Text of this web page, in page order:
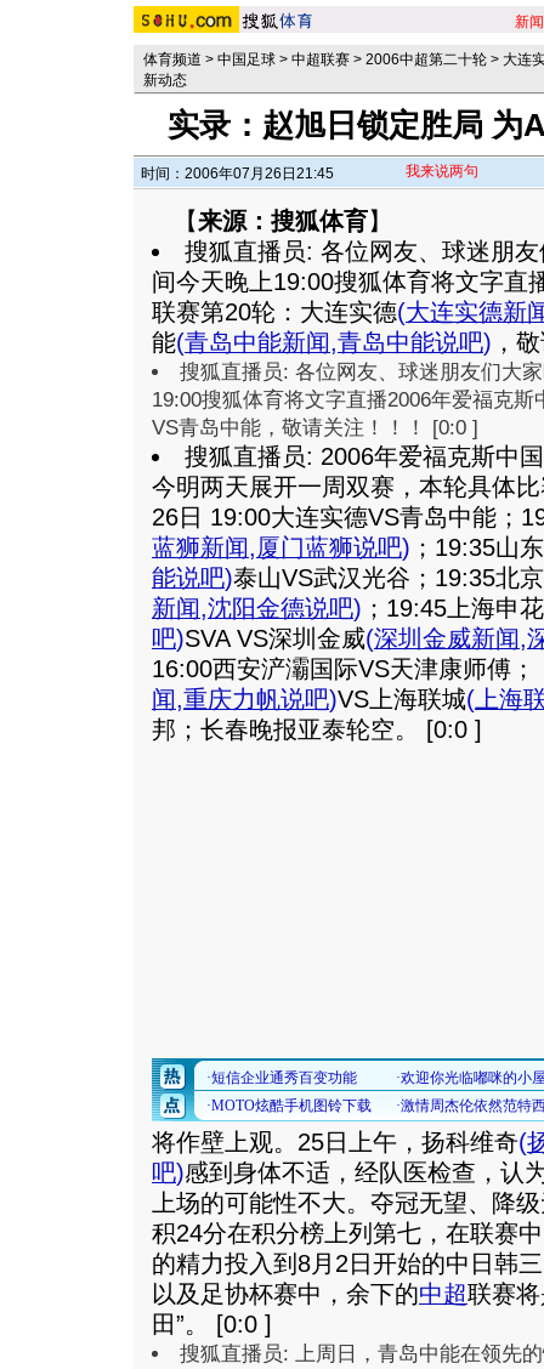
新闻
体育频道 > 中国足球 > 中超联赛 > 2006中超第二十轮 > 大连
新动态
实录：赵旭日锁定胜局 为
时间：2006年07月26日21:45 我来说两句
【来源：搜狐体育】
搜狐直播员: 各位网友、球迷朋
间今天晚上19:00搜狐体育将文字直
联赛第20轮：大连实德(大连实德新
能(青岛中能新闻,青岛中能说吧) ，
搜狐直播员: 各位网友、球迷朋友们大
19:00搜狐体育将文字直播2006年爱福克
VS青岛中能，敬请关注！！！ [0:0 ]
搜狐直播员: 2006年爱福克斯中
今明两天展开一周双赛，本轮具体
26日 19:00大连实德VS青岛中能；
蓝狮新闻,厦门蓝狮说吧) ；19:35山
能说吧)泰山VS武汉光谷；19:35北
新闻,沈阳金德说吧) ；19:45上海申花
吧)SVA VS深圳金威(深圳金威新闻,
16:00西安浐灞国际VS天津康师傅
闻,重庆力帆说吧)VS上海联城( 上海
邦；长春晚报亚泰轮空。
[0:0 ]
将作壁上观。25日上午，扬科维奇(
吧)感到身体不适，经队医检查，认
上场的可能性不大。夺冠无望、降
积24分在积分榜上列第七，在联赛
的精力投入到8月2日开始的中日韩
以及足协杯赛中，余下的中超联赛
田”。 [0:0 ]
搜狐直播员: 上周日，青岛中能在领先